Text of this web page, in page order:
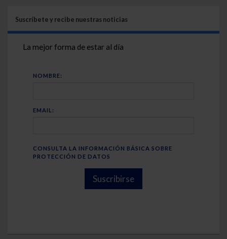
Suscríbete y recibe nuestras noticias
La mejor forma de estar al día
NOMBRE:
EMAIL:
CONSULTA LA INFORMACIÓN BÁSICA SOBRE
PROTECCIÓN DE DATOS
Suscribirse